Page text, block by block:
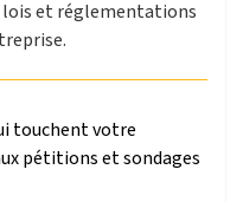
et réglementations
touchent votre
pétitions et sondages